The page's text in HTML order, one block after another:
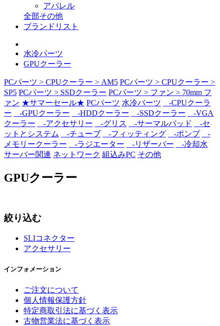
アパレル
全部その他
ブランドリスト
水冷パーツ
GPUクーラー
PCパーツ > CPUクーラー > AM5 PCパーツ > CPUクーラー >
SP5 PCパーツ > SSDクーラー PCパーツ > ファン > 70mm フ
ァン ★サマーセール★ PCパーツ 水冷パーツ
-CPUクーラ
ー
-GPUクーラー -HDDクーラー -SSDクーラー
-VGA
クーラー
-アクセサリー -グリス -サーマルパッド
-セ
ットとシステム
-チューブ -フィッティング -ポンプ
-
メモリークーラー
-ラジエーター -リザーバー
-冷却水
サーバー関連 ネットワーク 組込みPC その他
GPUクーラー
絞り込む
SLIコネクター
アクセサリー
インフォメーション
ご注文について
個人情報保護方針
特定商取引法に基づく表示
古物営業法に基づく表示